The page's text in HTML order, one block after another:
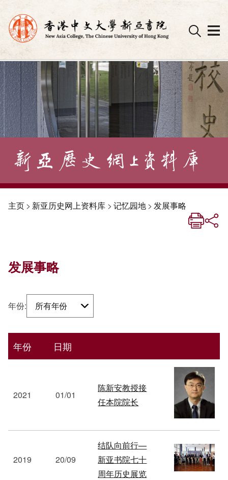
Skip
to
content
主页> 新亚历史网上资料库 > 记忆园地> 发展事略
发展事略
年份: 所有年份
年份 日期
2021 01/01
陈新安教授接
任本院院长
2019 20/09
结队向前行—
新亚书院七十
周年历史展览